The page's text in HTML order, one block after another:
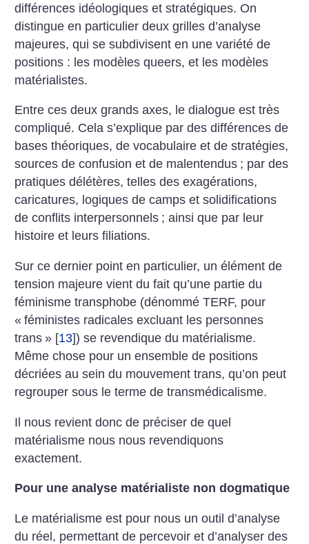
différences idéologiques et stratégiques. On
distingue en particulier deux grilles d’analyse
majeures, qui se subdivisent en une variété de
positions : les modèles queers, et les modèles
matérialistes.
Entre ces deux grands axes, le dialogue est très
compliqué. Cela s’explique par des différences de
bases théoriques, de vocabulaire et de stratégies,
sources de confusion et de malentendus ; par des
pratiques délétères, telles des exagérations,
caricatures, logiques de camps et solidifications
de conflits interpersonnels ; ainsi que par leur
histoire et leurs filiations.
Sur ce dernier point en particulier, un élément de
tension majeure vient du fait qu’une partie du
féminisme transphobe (dénommé TERF, pour
« féministes radicales excluant les personnes
trans » [13]) se revendique du matérialisme.
Même chose pour un ensemble de positions
décriées au sein du mouvement trans, qu’on peut
regrouper sous le terme de transmédicalisme.
Il nous revient donc de préciser de quel
matérialisme nous nous revendiquons
exactement.
Pour une analyse matérialiste non dogmatique
Le matérialisme est pour nous un outil d’analyse
du réel, permettant de percevoir et d’analyser des